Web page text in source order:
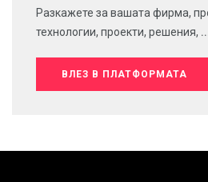
Разкажете за вашата фирма,
технологии, проекти, решения,
ВЛЕЗ В ПЛАТФОРМАТА